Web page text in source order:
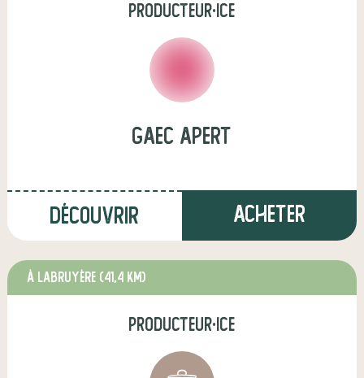
producteur·ice
gaec apert
Découvrir Acheter
à Labruyère (41,4 km)
producteur·ice